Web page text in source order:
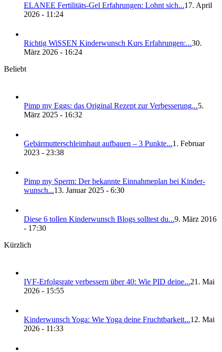
ELANEE Fer­ti­li­täts-Gel Erfah­run­gen: Lohnt sich...17. April
2026 - 11:24
Rich­tig WiS­SEN Kin­der­wunsch Kurs Erfah­run­gen:...30.
März 2026 - 16:24
Beliebt
Pimp my Eggs: das Ori­gi­nal Rezept zur Ver­bes­se­rung...5.
März 2025 - 16:32
Gebär­mut­ter­schleim­haut auf­bau­en – 3 Punk­te...1. Februar
2023 - 23:38
Pimp my Sperm: Der bekann­te Ein­nah­me­plan bei Kin­der­
wunsch...13. Januar 2025 - 6:30
Die­se 6 tol­len Kin­der­wunsch Blogs soll­test du...9. März 2016
- 17:30
Kürzlich
IVF-Erfolgs­ra­te ver­bes­sern über 40: Wie PID dei­ne...21. Mai
2026 - 15:55
Kin­der­wunsch Yoga: Wie Yoga dei­ne Frucht­bar­keit...12. Mai
2026 - 11:33